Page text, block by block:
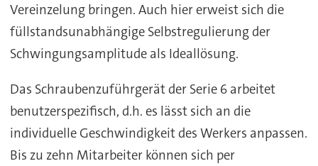
Vereinzelung bringen. Auch hier erweist sich die
füllstandsunabhängige Selbstregulierung der
Schwingungsamplitude als Ideallösung.
Das Schraubenzuführgerät der Serie 6 arbeitet
benutzerspezifisch, d.h. es lässt sich an die
individuelle Geschwindigkeit des Werkers anpassen.
Bis zu zehn Mitarbeiter können sich per